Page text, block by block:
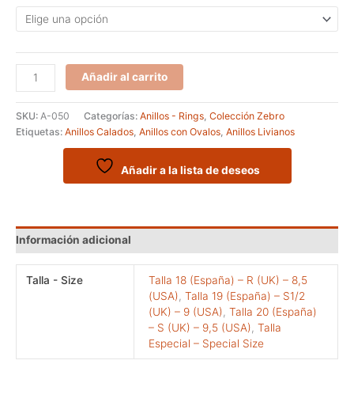
Anillo
la
serie
ZEBRO
Añadir al carrito
SKU: A-050 Categorías: Anillos - Rings Colección Zebro
Etiquetas: Anillos Calados Anillos con Ovalos Anillos Livianos
Añadir a la lista de deseos
Información adicional
Talla - Size
Talla 18 (España) – R (UK) – 8,5
(USA) ,Talla 19 (España) – S1/2
(UK) – 9 (USA) ,Talla 20 (España)
– S (UK) – 9,5 (USA) ,Talla
Especial – Special Size